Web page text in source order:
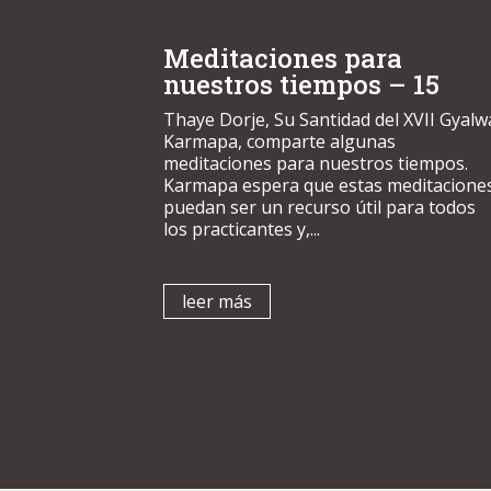
Meditaciones para
nuestros tiempos – 15
Thaye Dorje, Su Santidad del XVII
Karmapa, comparte algunas
meditaciones para nuestros tiempos.
Karmapa espera que estas
puedan ser un recurso útil para todos
los practicantes y,...
leer más